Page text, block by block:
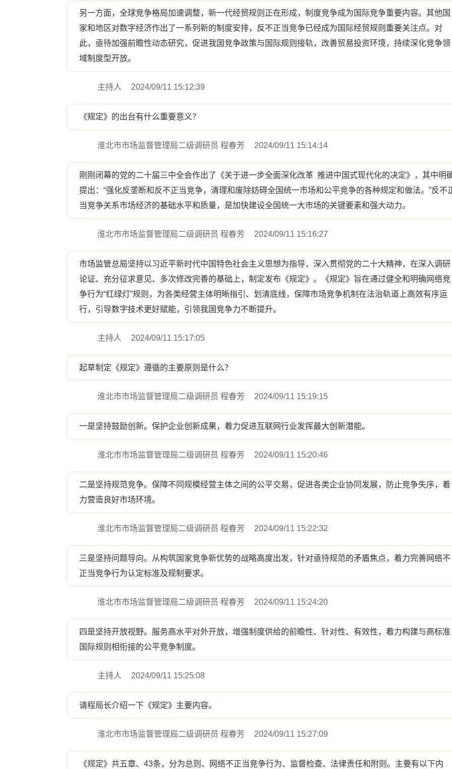
另一方面，全球竞争格局加速调整，新一代经贸规则正在形成，制度竞争成为国际竞争重要内容。其他国
家和地区对数字经济作出了一系列新的制度安排，反不正当竞争已经成为国际经贸规则重要关注点。对
此，亟待加强前瞻性动态研究，促进我国竞争政策与国际规则接轨，改善贸易投资环境，持续深化竞争领
域制度型开放。
主持人 2024/09/11 15:12:39
《规定》的出台有什么重要意义？
淮北市市场监督管理局二级调研员 程春芳 2024/09/11 15:14:14
刚刚闭幕的党的二十届三中全会作出了《关于进一步全面深化改革 推进中国式现代化的决定》，其中明
提出：“强化反垄断和反不正当竞争，清理和废除妨碍全国统一市场和公平竞争的各种规定和做法。”反不
当竞争关系市场经济的基础水平和质量，是加快建设全国统一大市场的关键要素和强大动力。
淮北市市场监督管理局二级调研员 程春芳 2024/09/11 15:16:27
市场监管总局坚持以习近平新时代中国特色社会主义思想为指导，深入贯彻党的二十大精神，在深入调研
论证、充分征求意见、多次修改完善的基础上，制定发布《规定》。《规定》旨在通过健全和明确网络竞
争行为“红绿灯”规则，为各类经营主体明晰指引、划清底线，保障市场竞争机制在法治轨道上高效有序运
行，引导数字技术更好赋能，引领我国竞争力不断提升。
主持人 2024/09/11 15:17:05
起草制定《规定》遵循的主要原则是什么？
淮北市市场监督管理局二级调研员 程春芳 2024/09/11 15:19:15
一是坚持鼓励创新。保护企业创新成果，着力促进互联网行业发挥最大创新潜能。
淮北市市场监督管理局二级调研员 程春芳 2024/09/11 15:20:46
二是坚持规范竞争。保障不同规模经营主体之间的公平交易，促进各类企业协同发展，防止竞争失序，着
力营造良好市场环境。
淮北市市场监督管理局二级调研员 程春芳 2024/09/11 15:22:32
三是坚持问题导向。从构筑国家竞争新优势的战略高度出发，针对亟待规范的矛盾焦点，着力完善网络不
正当竞争行为认定标准及规制要求。
淮北市市场监督管理局二级调研员 程春芳 2024/09/11 15:24:20
四是坚持开放视野。服务高水平对外开放，增强制度供给的前瞻性、针对性、有效性，着力构建与高标准
国际规则相衔接的公平竞争制度。
主持人 2024/09/11 15:25:08
请程局长介绍一下《规定》主要内容。
淮北市市场监督管理局二级调研员 程春芳 2024/09/11 15:27:09
《规定》共五章、43条，分为总则、网络不正当竞争行为、监督检查、法律责任和附则。主要有以下内